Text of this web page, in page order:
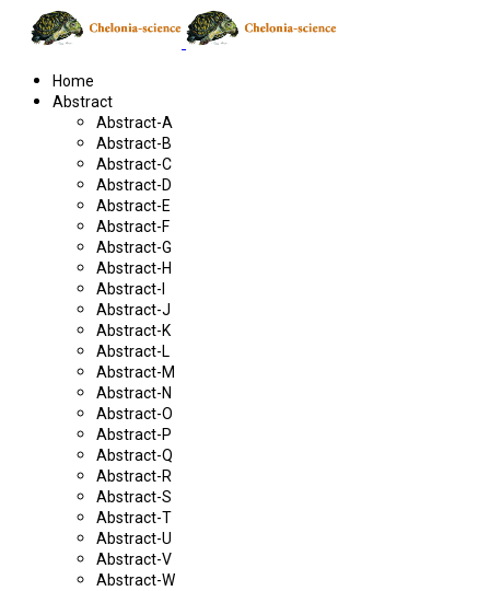
Home
Abstract
Abstract-A
Abstract-B
Abstract-C
Abstract-D
Abstract-E
Abstract-F
Abstract-G
Abstract-H
Abstract-I
Abstract-J
Abstract-K
Abstract-L
Abstract-M
Abstract-N
Abstract-O
Abstract-P
Abstract-Q
Abstract-R
Abstract-S
Abstract-T
Abstract-U
Abstract-V
Abstract-W